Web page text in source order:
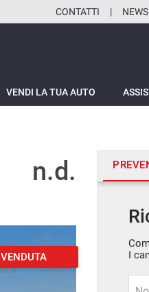
CONTATTI NEWS
VENDI LA TUA AUTO
n.d.
VENDUTA
I